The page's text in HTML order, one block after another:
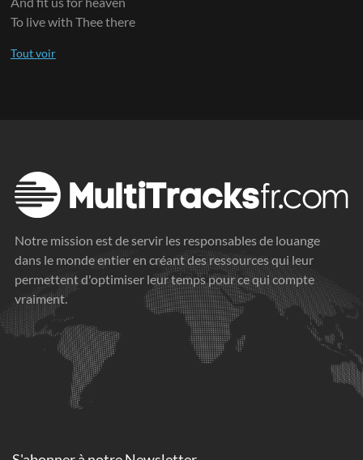
To live with Thee there
Notre mission est de servir les responsables de louange
dans le monde entier en créant des ressources qui leur
permettent d'optimiser leur temps pour ce qui compte
vraiment.